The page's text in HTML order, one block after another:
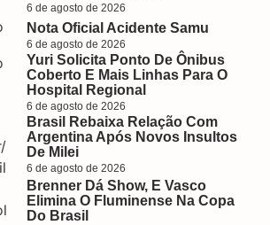
6 de agosto de 2026
Nota Oficial Acidente Samu
6 de agosto de 2026
Yuri Solicita Ponto De Ônibus
Coberto E Mais Linhas Para O
Hospital Regional
6 de agosto de 2026
Brasil Rebaixa Relação Com
Argentina Após Novos Insultos
De Milei
6 de agosto de 2026
Brenner Dá Show, E Vasco
Elimina O Fluminense Na Copa
Do Brasil